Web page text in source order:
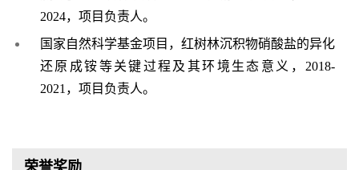
2024，项目 负责人。
国家自然科学基金项目，红树林沉积物硝酸盐的异化
还原成铵等关键过程及其环境生态意义， 2018-
2021，项目 负责人。
荣誉奖励